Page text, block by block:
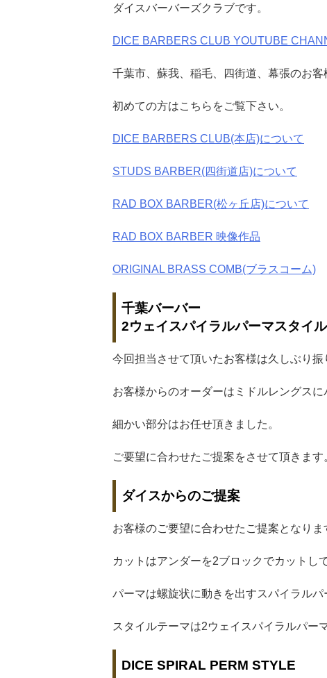
ダイスバーバーズクラブです。
DICE BARBERS CLUB YOUTUBE
千葉市、蘇我、稲毛、四街道、幕張のお客
初めての方はこちらをご覧下さい。
DICE BARBERS CLUB(本店)について
STUDS BARBER(四街道店)について
RAD BOX BARBER(松ヶ丘店)について
RAD BOX BARBER 映像作品
ORIGINAL BRASS COMB(ブラスコーム)
千葉バーバー
2ウェイスパイラルパーマスタイル
今回担当させて頂いたお客様は久しぶり振
お客様からのオーダーはミドルレングスに
細かい部分はお任せ頂きました。
ご要望に合わせたご提案をさせて頂きます
ダイスからのご提案
お客様のご要望に合わせたご提案となりま
カットはアンダーを2ブロックでカットし
パーマは螺旋状に動きを出すスパイラルパ
スタイルテーマは2ウェイスパイラルパー
DICE SPIRAL PERM STYLE